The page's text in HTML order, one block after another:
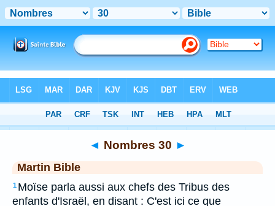
> Nombres 30
◄ Nombres 30 ►
Martin Bible
1 Moïse parla aussi aux chefs des Tribus des
enfants d'Israël, en disant : C'est ici ce que